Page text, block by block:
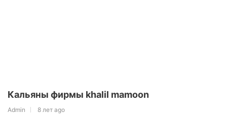
Кальяны фирмы khalil mamoon
Admin 8 лет ago